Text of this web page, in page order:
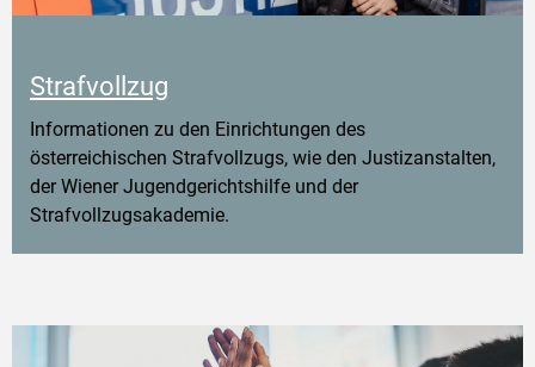
Strafvollzug
Informationen zu den Einrichtungen des
österreichischen Strafvollzugs, wie den Justizanstalten,
der Wiener Jugendgerichtshilfe und der
Strafvollzugsakademie.